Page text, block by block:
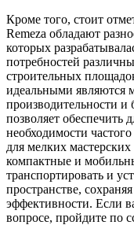
Кроме того, стоит
Remeza обладают
которых
потребностей
строительных
идеальными являются
производительности
позволяет обеспечить
необходимости
для мелких
компактные и
транспортировать и
пространстве,
эффективности. Если
вопросе, пройдите по